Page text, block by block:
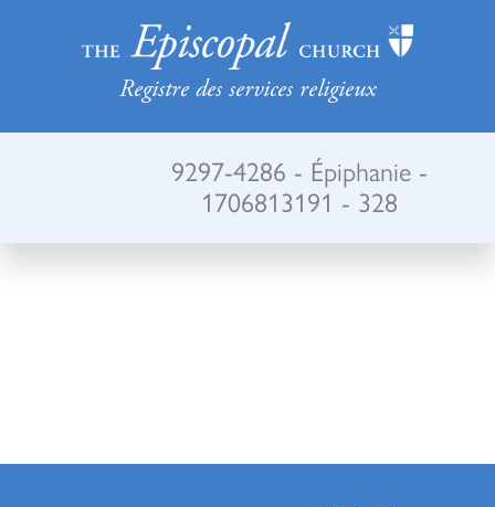
Registre des services religieux
9297-4286 - Épiphanie -
1706813191 - 328